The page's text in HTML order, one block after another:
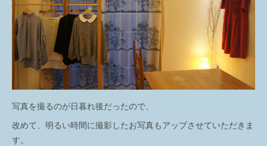
写真を撮るのが日暮れ後だったので、
改めて、明るい時間に撮影したお写真もアップさせていただきま
す。